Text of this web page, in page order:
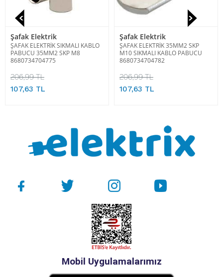
Şafak Elektrik
ŞAFAK ELEKTRİK SIKMALI KABLO
PABUCU 35MM2 SKP M8
8680734704775
206,99 TL
107,63 TL
Şafak Elektrik
ŞAFAK ELEKTRİK 35MM2 SKP
M10 SIKMALI KABLO PABUCU
8680734704782
206,99 TL
107,63 TL
Mobil Uygulamalarımız